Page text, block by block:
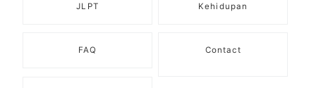
JLPT Kehidupan
FAQ Contact